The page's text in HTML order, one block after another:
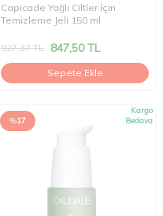
Capicade Yağlı Ciltler İçin
Temizleme Jeli 150 ml
927,37TL 847,50TL
Sepete Ekle
%17
Kargo
Bedava